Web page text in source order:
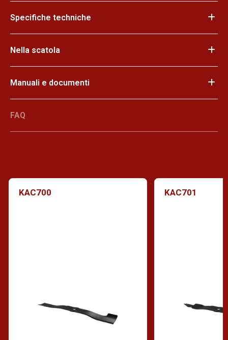
Specifiche techniche
Nella scatola
Manuali e documenti
FAQ
KAC700 KAC701